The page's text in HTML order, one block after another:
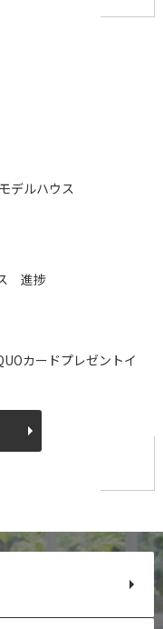
デルハウス
進捗
カードプレゼントイ